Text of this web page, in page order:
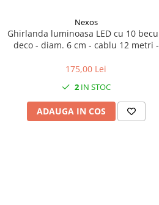
Nexos
Ghirlanda luminoasa LED cu 10 becuri
deco - diam. 6 cm - cablu 12 metri -
175,00 Lei
2IN STOC
ADAUGA IN COS